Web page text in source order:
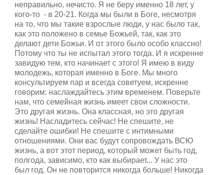
неправильно, нечисто. Я не беру именно 18 лет, у
кого-то - в 20-21. Когда мы были в Боге, несмотря
на то, что мы такие взрослые люди, у нас было так,
как это положено в семье Божьей, так, как это
делают дети Божьи. И от этого было особо классно!
Потому что ты не испытал этого тогда. И я искренне
завидую тем, кто начинает с этого! Я имею в виду
молодежь, которая именно в Боге. Мы много
консультируем пар и всегда советуем, искренне
говорим: наслаждайтесь этим временем. Поверьте
нам, что семейная жизнь имеет свои сложности.
Это другая жизнь. Она классная, но это другая
жизнь! Насладитесь сейчас! Не спешите, не
сделайте ошибки! Не спешите с интимными
отношениями. Они вас будут сопровождать ВСЮ
жизнь, а вот этот период, который может быть год,
полгода, зависимо, кто как выбирает... У нас это
был год. Он не повторится никогда больше! Никогда